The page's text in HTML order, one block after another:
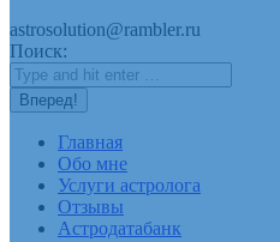
astrosolution@rambler.ru
Поиск:
Главная
Обо мне
Услуги астролога
Отзывы
Астродатабанк